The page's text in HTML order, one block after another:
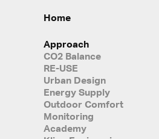
Home
Approach
CO2 Balance
RE-USE
Urban Design
Energy Supply
Outdoor Comfort
Monitoring
Academy